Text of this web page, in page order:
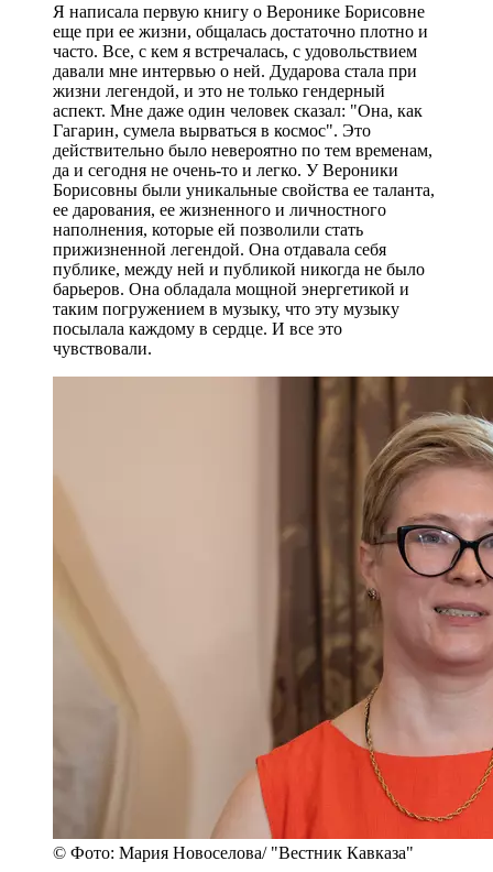
Я написала первую книгу о Веронике Борисовне
еще при ее жизни, общалась достаточно плотно и
часто. Все, с кем я встречалась, с удовольствием
давали мне интервью о ней. Дударова стала при
жизни легендой, и это не только гендерный
аспект. Мне даже один человек сказал: "Она, как
Гагарин, сумела вырваться в космос". Это
действительно было невероятно по тем временам,
да и сегодня не очень-то и легко. У Вероники
Борисовны были уникальные свойства ее таланта,
ее дарования, ее жизненного и личностного
наполнения, которые ей позволили стать
прижизненной легендой. Она отдавала себя
публике, между ней и публикой никогда не было
барьеров. Она обладала мощной энергетикой и
таким погружением в музыку, что эту музыку
посылала каждому в сердце. И все это
чувствовали.
© Фото: Мария Новоселова/ "Вестник Кавказа"